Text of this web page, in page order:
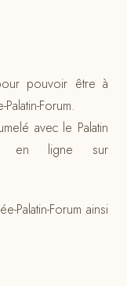
pouvoir être à
Forum.
avec le Palatin
en ligne sur
Palatin-Forum ainsi